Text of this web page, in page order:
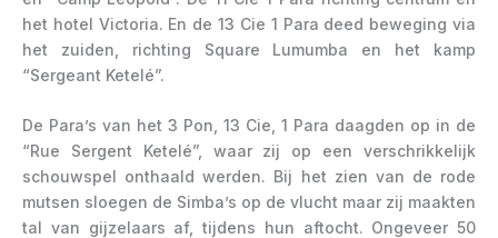
het hotel Victoria. En de 13 Cie 1 Para deed beweging via
het zuiden, richting Square Lumumba en het kamp
“Sergeant Ketelé”.
De Para’s van het 3 Pon, 13 Cie, 1 Para daagden op in de
“Rue Sergent Ketelé”, waar zij op een verschrikkelijk
schouwspel onthaald werden. Bij het zien van de rode
mutsen sloegen de Simba’s op de vlucht maar zij maakten
tal van gijzelaars af, tijdens hun aftocht. Ongeveer 50